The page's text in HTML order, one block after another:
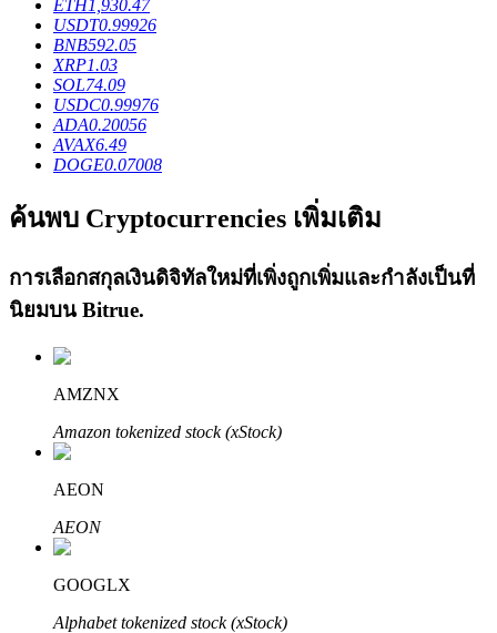
บริการยืมเงินที่ได้รับการสนับสนุนจาก Crypto
คว้าผลกำไรระยะยาวและผลประโยชน์ที่ยืดหยุ่น
เรียนรู้ Staking
เรียนรู้เกี่ยวกับการสร้างรายได้แบบพาสซีฟ
Bitrue AI
ETH1,930.47
USDT0.99926
BNB592.05
XRP1.03
SOL74.09
USDC0.99976
ADA0.20056
AVAX6.49
DOGE0.07008
ค้นพบ Cryptocurrencies เพิ่มเติม
การเลือกสกุลเงินดิจิทัลใหม่ที่เพิ่งถูกเพิ่มและกำลังเป็นที่
นิยมบน Bitrue.
AMZNX
Amazon tokenized stock (xStock)
AEON
AEON
GOOGLX
Alphabet tokenized stock (xStock)